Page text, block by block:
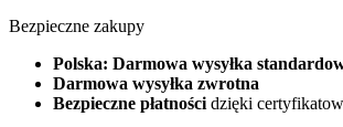
Bezpieczne zakupy
Polska: Darmowa wysyłka
Darmowa wysyłka zwrotna
Bezpieczne płatności dzięki